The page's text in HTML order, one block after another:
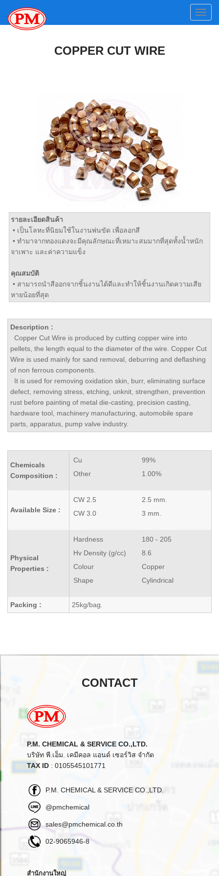
COPPER CUT WIRE
รายละเอียดสินค้า
• เป็นโลหะที่นิยมใช้ในงานพ่นขัด เพื่อลอกสี
• ทำมาจากทองแดงจะมีคุณลักษณะที่เหมาะสมมากที่สุดทั้งน้ำหนัก
จาเพาะ และค่าความแข็ง
คุณสมบัติ
• สามารถนำสีออกจากชิ้นงานได้ดีและทำให้ชิ้นงานเกิดความเสีย
หายน้อยที่สุด
Description :
Copper Cut Wire is produced by cutting copper wire into
pellets, the length equal to the diameter of the wire. Copper Cut
Wire is used mainly for sand removal, deburring and deflashing
of non ferrous components.
It is used for removing oxidation skin, burr, eliminating surface
defect, removing stress, etching, unknit, strengthen, prevention
rust before painting of metal die-casting, precision casting,
hardware tool, machinery manufacturing, automobile spare
parts, apparatus, pump valve industry.
Chemicals
Composition :
Cu
99%
Other
1.00%
Available Size :
CW 2.5
2.5 mm.
CW 3.0
3 mm.
Physical
Properties :
Hardness
180 - 205
Hv Density (g/cc)
8.6
Colour
Copper
Shape
Cylindrical
Packing : 25kg/bag.
CONTACT
P.M. CHEMICAL & SERVICE CO.,LTD.
บริษัท พี.เอ็ม. เคมีคอล แอนด์ เซอร์วิส จำกัด
TAX ID : 0105545101771
P.M. CHEMICAL & SERVICE CO.,LTD.
@pmchemical
sales@pmchemical.co.th
02-9065946-8
สำนักงานใหญ่